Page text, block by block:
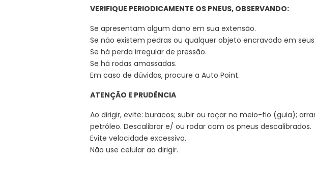
VERIFIQUE PERIODICAMENTE OS PNEUS, OBSERVANDO:
Se apresentam algum dano em sua extensão.
Se não existem pedras ou qualquer objeto encravado em seus
Se há perda irregular de pressão.
Se há rodas amassadas.
Em caso de dúvidas, procure a Auto Point.
ATENÇÃO E PRUDÊNCIA
Ao dirigir, evite: buracos; subir ou roçar no meio-fio (guia);
petróleo. Descalibrar e/ ou rodar com os pneus descalibrados.
Evite velocidade excessiva.
Não use celular ao dirigir.